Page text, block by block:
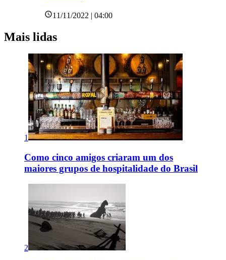
11/11/2022 | 04:00
Mais lidas
1
Como cinco amigos criaram um dos
maiores grupos de hospitalidade do Brasil
2